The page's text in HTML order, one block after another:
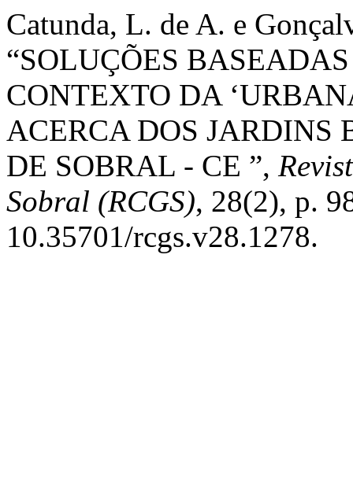
Catunda, L. de A. e
“SOLUÇÕES
CONTEXTO DA
ACERCA DOS JARDINS
DE SOBRAL - CE ”,
Sobral (RCGS), 28(2), p.
10.35701/rcgs.v28.1278.